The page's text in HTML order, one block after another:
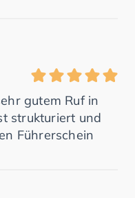
gutem Ruf in
strukturiert und
Führerschein